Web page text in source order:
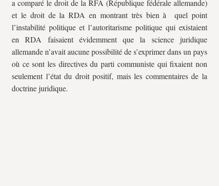
a comparé le droit de la RFA (République fédérale allemande)
et le droit de la RDA en montrant très bien à quel point
l’instabilité politique et l’autoritarisme politique qui existaient
en RDA faisaient évidemment que la science juridique
allemande n’avait aucune possibilité de s’exprimer dans un pays
où ce sont les directives du parti communiste qui fixaient non
seulement l’état du droit positif, mais les commentaires de la
doctrine juridique.